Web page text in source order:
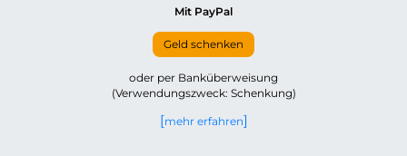
Mit PayPal
Geld schenken
oder per Banküberweisung
(Verwendungszweck: Schenkung)
mehr erfahren